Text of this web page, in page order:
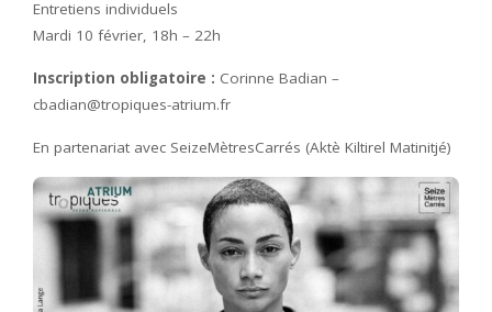
Entretiens individuels
Mardi 10 février, 18h – 22h
Inscription obligatoire : Corinne Badian –
cbadian@tropiques-atrium.fr
En partenariat avec SeizeMètresCarrés (Aktè Kiltirel Matinitjé)